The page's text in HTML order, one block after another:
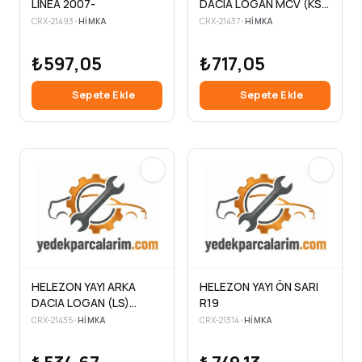
LINEA 2007-
CRX-21493 •HIMKA
₺597,05
Sepete Ekle
DACIA LOGAN MCV (KS)
2007-2013
CRX-21437•HIMKA
₺717,05
Sepete Ekle
HELEZON YAYI ARKA
DACIA LOGAN (LS)
2004-2012
CRX-21435•HIMKA
HELEZON YAYI ÖN SARI
R19
CRX-21314•HIMKA